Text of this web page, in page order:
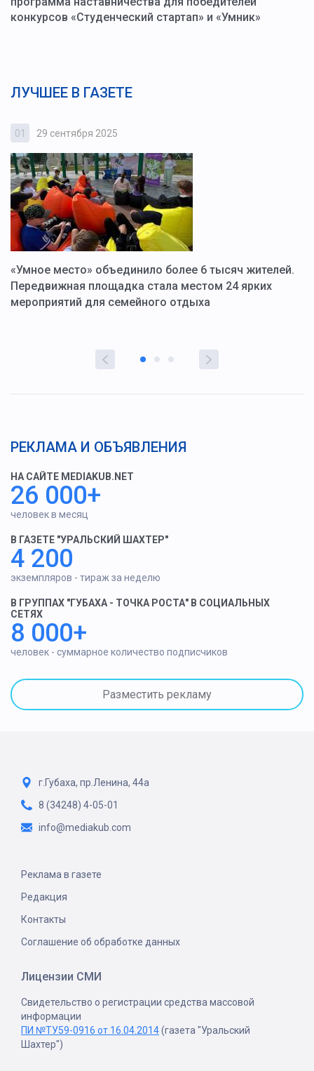
конкурсов «Студенческий стартап» и «Умник»
ЛУЧШЕЕ В ГАЗЕТЕ
01 29 сентября 2025
«Умное место» объединило более 6 тысяч жителей.
Передвижная площадка стала местом 24 ярких
мероприятий для семейного отдыха
РЕКЛАМА И ОБЪЯВЛЕНИЯ
НА САЙТЕ MEDIAKUB.NET
26 000+
человек в месяц
В ГАЗЕТЕ "УРАЛЬСКИЙ ШАХТЕР"
4 200
экземпляров - тираж за неделю
В ГРУППАХ "ГУБАХА - ТОЧКА РОСТА" В СОЦИАЛЬНЫХ
СЕТЯХ
8 000+
человек - суммарное количество подписчиков
Разместить рекламу
г.Губаха, пр.Ленина, 44а
8 (34248) 4-05-01
info@mediakub.com
Реклама в газете
Редакция
Контакты
Соглашение об обработке данных
Лицензии СМИ
Свидетельство о регистрации средства массовой
информации
ПИ №ТУ59-0916 от 16.04.2014(газета "Уральский
Шахтер")